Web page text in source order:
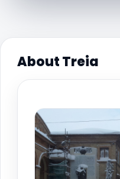
About Treia